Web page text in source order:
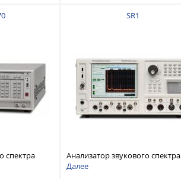
спектра
FFT
SR1
Анализатор звукового спектра
Stanford Research Systems SR1
Далее